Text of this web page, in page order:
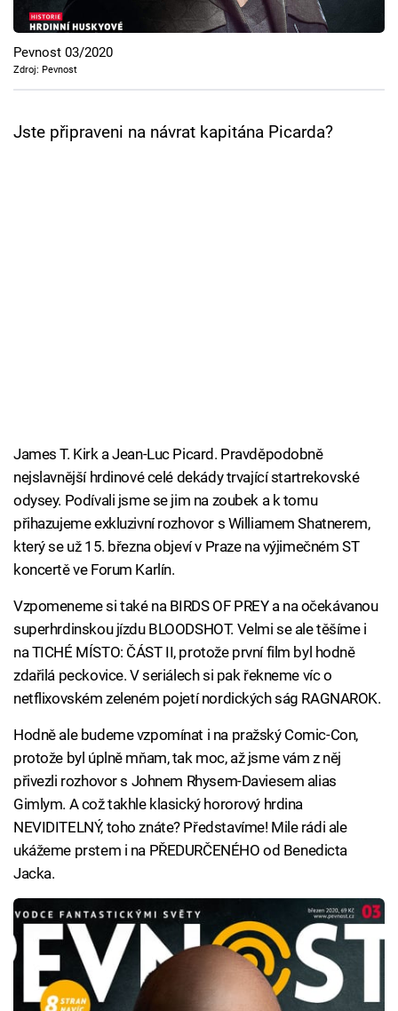
Cool Esport
Pořady
Pevnost 03/2020
Zdroj: Pevnost
Jste připraveni na návrat kapitána Picarda?
James T. Kirk a Jean-Luc Picard. Pravděpodobně
nejslavnější hrdinové celé dekády trvající startrekovské
odysey. Podívali jsme se jim na zoubek a k tomu
přihazujeme exkluzivní rozhovor s Williamem Shatnerem,
který se už 15. března objeví v Praze na výjimečném ST
koncertě ve Forum Karlín.
Vzpomeneme si také na BIRDS OF PREY a na očekávanou
superhrdinskou jízdu BLOODSHOT. Velmi se ale těšíme i
na TICHÉ MÍSTO: ČÁST II, protože první film byl hodně
zdařilá peckovice. V seriálech si pak řekneme víc o
netflixovském zeleném pojetí nordických ság RAGNAROK.
Hodně ale budeme vzpomínat i na pražský Comic-Con,
protože byl úplně mňam, tak moc, až jsme vám z něj
přivezli rozhovor s Johnem Rhysem-Daviesem alias
Gimlym. A což takhle klasický hororový hrdina
NEVIDITELNÝ, toho znáte? Představíme! Mile rádi ale
ukážeme prstem i na PŘEDURČENÉHO od Benedicta
Jacka.